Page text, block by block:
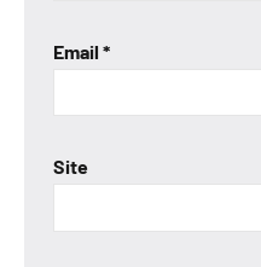
Email *
Site